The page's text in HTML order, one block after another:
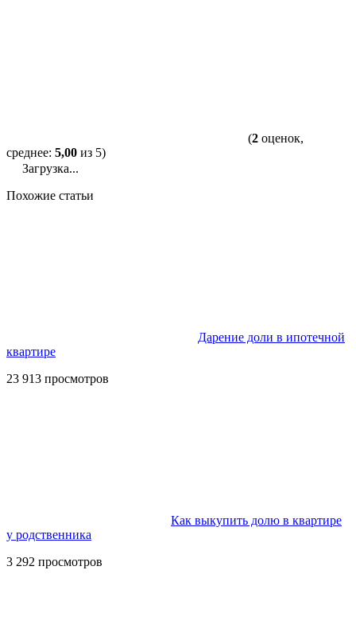
(2 оценок,
среднее: 5,00 из 5)
Загрузка...
Похожие статьи
Дарение доли в ипотечной
квартире
23 913 просмотров
Как выкупить долю в квартире
у родственника
3 292 просмотров